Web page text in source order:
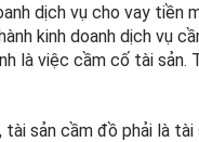
dịch vụ cho vay tiền
kinh doanh dịch vụ
là việc cầm cố tài sản.
sản cầm đồ phải là